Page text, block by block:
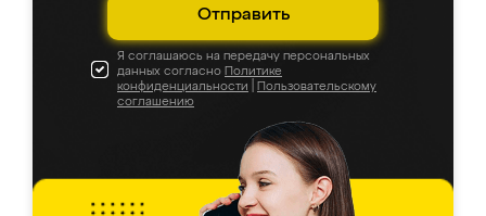
Отправить
Я соглашаюсь на передачу персональных
данных согласно Политике
конфиденциальности
Пользовательскому
соглашению